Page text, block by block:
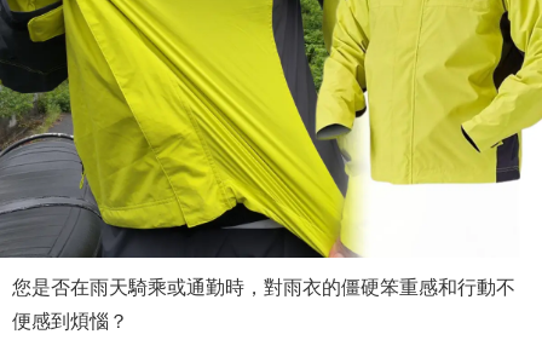
您是否在雨天騎乘或通勤時，對雨衣的僵硬笨重感和行動不
便感到煩惱？